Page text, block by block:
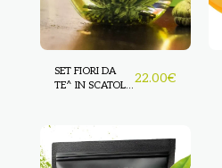
SET FIORI DA
TE^ IN SCATOLA22.00€